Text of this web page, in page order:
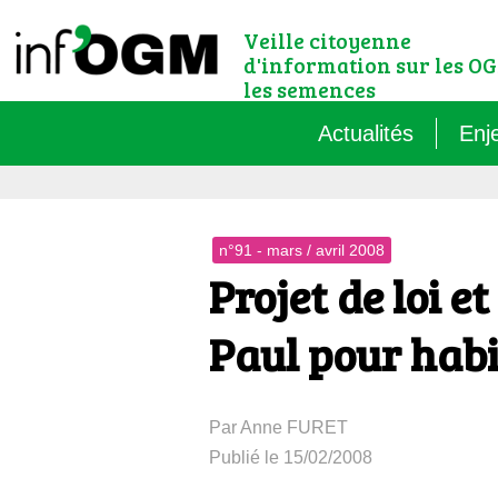
Veille citoyenne
d'information sur les
les semences
Actualités
Le
n°91 - mars / avril 2008
Projet de loi
Paul pour
Par Anne FURET
Publié le 15/02/2008